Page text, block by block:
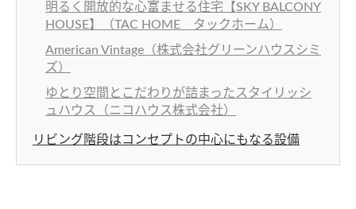
明るく開放的な心富ませる住宅【SKY BALCONY
HOUSE】（TAC HOME タックホーム）
American Vintage（株式会社グリーンハウスシミ
ズ）
ゆとり空間とこだわりが詰まったスタイリッシ
ュハウス（ニコハウス株式会社）
リビング階段はコンセプトの中心にもなる設備